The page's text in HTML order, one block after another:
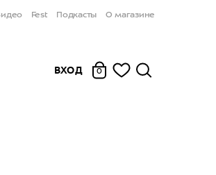
Fest Подкасты О магазине
ВХОД 0